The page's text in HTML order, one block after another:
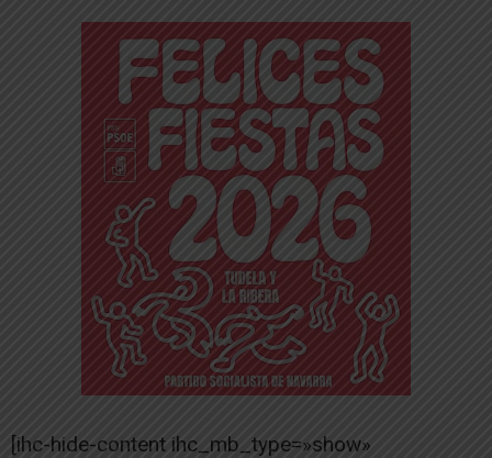
[ihc-hide-content ihc_mb_type=»show»